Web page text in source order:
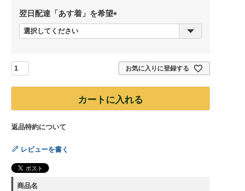
翌日配達「あす着」を希望
必
お気に入りに登録する
カートに入れる
返品特約について
レビューを書く
商品名